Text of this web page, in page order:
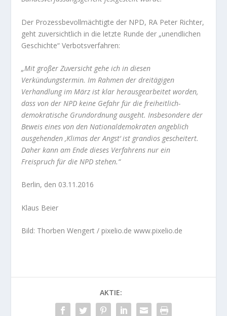
Der Prozessbevollmächtigte der NPD, RA Peter Richter,
geht zuversichtlich in die letzte Runde der „unendlichen
Geschichte“ Verbotsverfahren:
„Mit großer Zuversicht gehe ich in diesen
Verkündungstermin. Im Rahmen der dreitägigen
Verhandlung im März ist klar herausgearbeitet worden,
dass von der NPD keine Gefahr für die freiheitlich-
demokratische Grundordnung ausgeht. Insbesondere der
Beweis eines von den Nationaldemokraten angeblich
ausgehenden ‚Klimas der Angst‘ ist grandios gescheitert.
Daher kann am Ende dieses Verfahrens nur ein
Freispruch für die NPD stehen.“
Berlin, den 03.11.2016
Klaus Beier
Bild: Thorben Wengert / pixelio.de www.pixelio.de
AKTIE: